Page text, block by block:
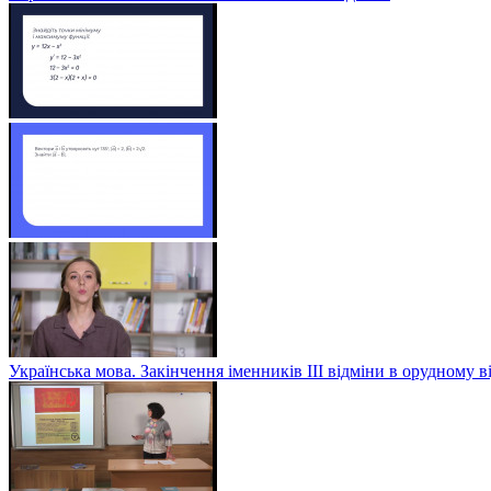
Українська мова. Закінчення іменників ІІІ відміни в орудному